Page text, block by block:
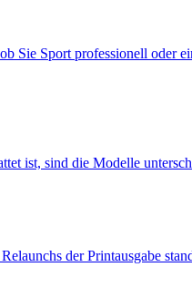
Sie Sport professionell
ist, sind die Modelle
der Printausgabe